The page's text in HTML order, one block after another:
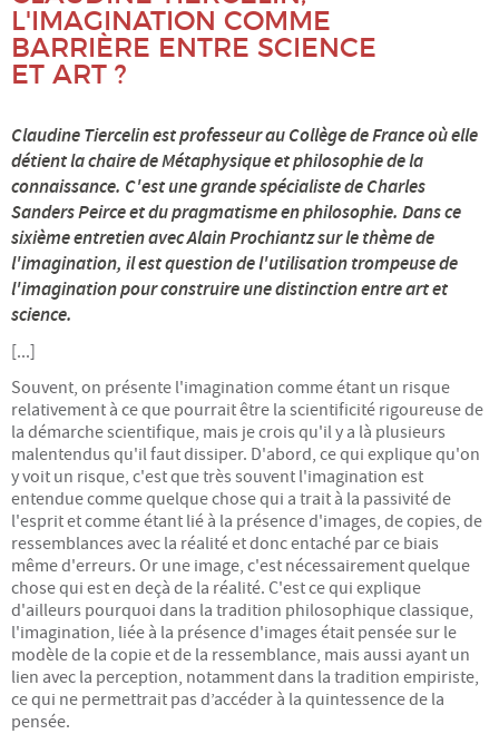
Énergie
Numérique
Philo
Santé
Science
A PROPOS
Le projet
Devenir adhérent
Rejoignez-nous
Conseil Collégial
Statuts
L'IMAGINATION COMME
BARRIÈRE ENTRE SCIENCE
ET ART ?
Claudine Tiercelin est professeur au Collège de France où elle
détient la chaire de Métaphysique et philosophie de la
connaissance. C'est une grande spécialiste de Charles
Sanders Peirce et du pragmatisme en philosophie. Dans ce
sixième entretien avec Alain Prochiantz sur le thème de
l'imagination, il est question de l'utilisation trompeuse de
l'imagination pour construire une distinction entre art et
science.
[...]
Souvent, on présente l'imagination comme étant un risque
relativement à ce que pourrait être la scientificité rigoureuse de
la démarche scientifique, mais je crois qu'il y a là plusieurs
malentendus qu'il faut dissiper. D'abord, ce qui explique qu'on
y voit un risque, c'est que très souvent l'imagination est
entendue comme quelque chose qui a trait à la passivité de
l'esprit et comme étant lié à la présence d'images, de copies, de
ressemblances avec la réalité et donc entaché par ce biais
même d'erreurs. Or une image, c'est nécessairement quelque
chose qui est en deçà de la réalité. C'est ce qui explique
d'ailleurs pourquoi dans la tradition philosophique classique,
l'imagination, liée à la présence d'images était pensée sur le
modèle de la copie et de la ressemblance, mais aussi ayant un
lien avec la perception, notamment dans la tradition empiriste,
ce qui ne permettrait pas d’accéder à la quintessence de la
pensée.